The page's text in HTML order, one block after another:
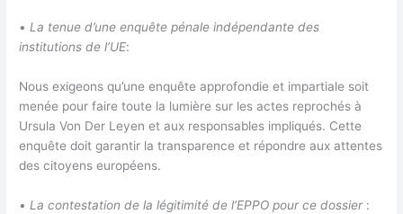
•La tenue d’une enquête pénale indépendante des
institutions de l’UE:
Nous exigeons qu’une enquête approfondie et impartiale soit
menée pour faire toute la lumière sur les actes reprochés à
Ursula Von Der Leyen et aux responsables impliqués. Cette
enquête doit garantir la transparence et répondre aux attentes
des citoyens européens.
• La contestation de la légitimité de l’EPPO pour ce dossier: